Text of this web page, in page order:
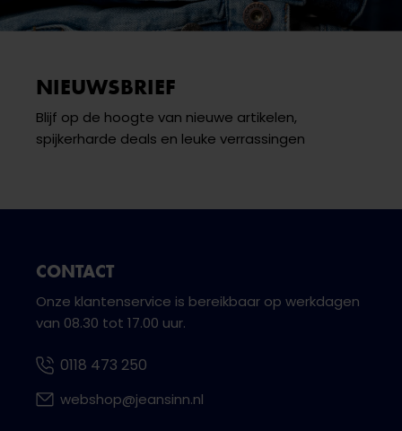
NIEUWSBRIEF
Blijf op de hoogte van nieuwe artikelen,
spijkerharde deals en leuke verrassingen
CONTACT
Onze klantenservice is bereikbaar op werkdagen
van 08.30 tot 17.00 uur.
0118 473 250
webshop@jeansinn.nl